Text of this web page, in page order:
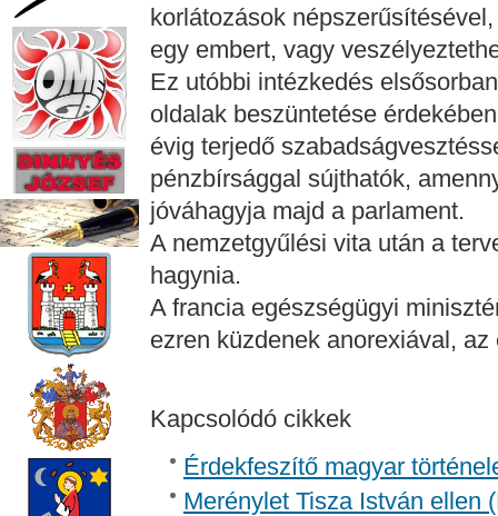
korlátozások
egy embert, vagy
Ez utóbbi intézkedés
oldalak beszüntetése
évig terjedő
pénzbírsággal sújthatók,
jóváhagyja majd a parlament.
A nemzetgyűlési vita után a
hagynia.
A francia egészségügyi
ezren küzdenek anorexiával,
Kapcsolódó cikkek
Érdekfeszítő magyar
Merénylet Tisza István ellen